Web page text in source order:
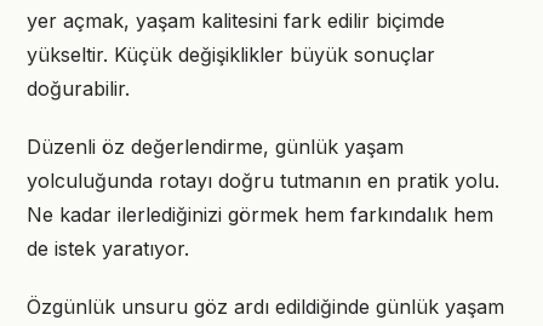
yer açmak, yaşam kalitesini fark edilir biçimde
yükseltir. Küçük değişiklikler büyük sonuçlar
doğurabilir.
Düzenli öz değerlendirme, günlük yaşam
yolculuğunda rotayı doğru tutmanın en pratik yolu.
Ne kadar ilerlediğinizi görmek hem farkındalık hem
de istek yaratıyor.
Özgünlük unsuru göz ardı edildiğinde günlük yaşam